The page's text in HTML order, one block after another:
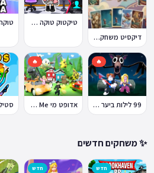
דיקסיט משחק Dixit
טיקטוק טוקה בוקה
🔥
99 לילות ביער Nights in the Forest
🔥
אדופט מי Adopt Me!
✨ משחקים חדשים
חדש חדש